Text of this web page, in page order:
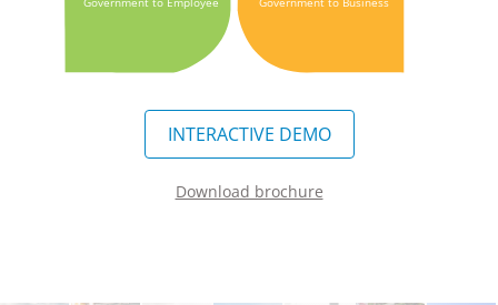
INTERACTIVE DEMO
Download brochure